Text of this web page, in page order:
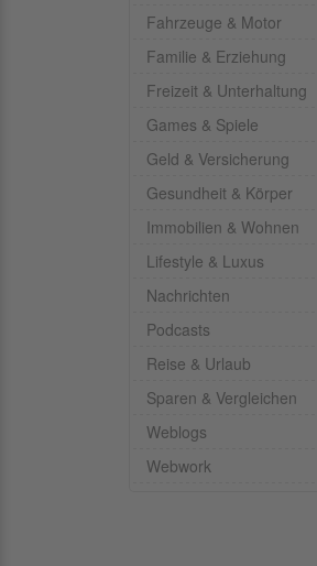
Fahrzeuge & Motor
Familie & Erziehung
Freizeit & Unterhaltung
Games & Spiele
Geld & Versicherung
Gesundheit & Körper
Immobilien & Wohnen
Lifestyle & Luxus
Nachrichten
Podcasts
Reise & Urlaub
Sparen & Vergleichen
Weblogs
Webwork